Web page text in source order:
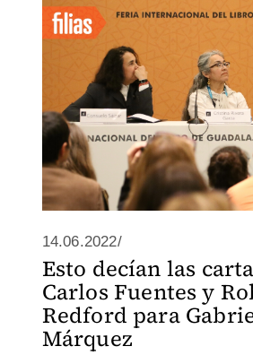
14.06.2022/
Esto decían las
Carlos Fuentes y
Redford para
Márquez